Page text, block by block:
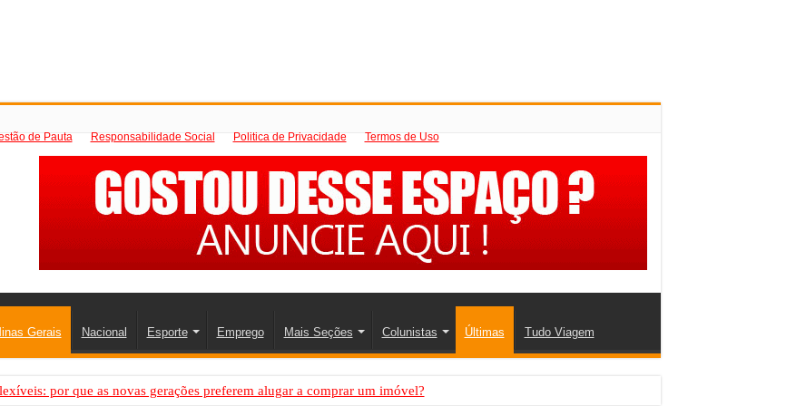
de Pauta Responsabilidade Social Politica de Privacidade Termos de Uso
Gerais Nacional Esporte Emprego Mais Seções Colunistas Últimas Tudo Viagem
por que as novas gerações preferem alugar a comprar um imóvel?